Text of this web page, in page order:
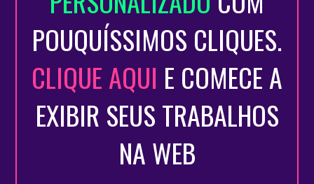
POUQUÍSSIMOS CLIQUES.
CLIQUE AQUI E COMECE A
EXIBIR SEUS TRABALHOS
NA WEB